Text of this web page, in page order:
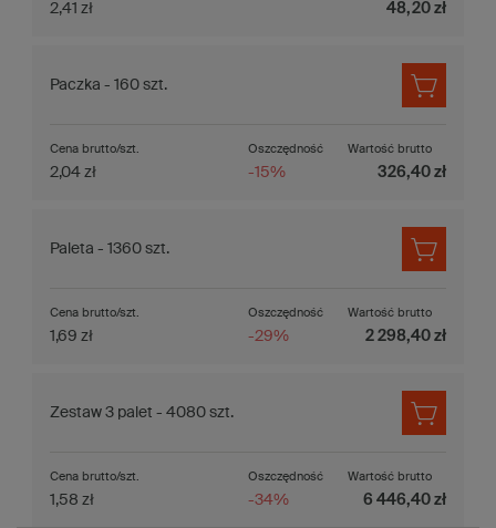
2,41 zł 48,20 zł
Paczka - 160 szt.
Oszczędność
-15%
Cena brutto/szt.
2,04 zł
Wartość brutto
326,40 zł
Paleta - 1360 szt.
Oszczędność
-29%
Cena brutto/szt.
1,69 zł
Wartość brutto
2 298,40 zł
Zestaw 3 palet - 4080 szt.
Oszczędność
-34%
Cena brutto/szt.
1,58 zł
Wartość brutto
6 446,40 zł